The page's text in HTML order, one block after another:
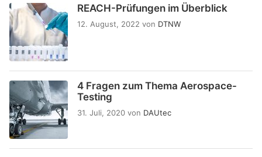
REACH-Prüfungen im Überblick
12. August, 2022 von DTNW
4 Fragen zum Thema Aerospace-
Testing
31. Juli, 2020 von DAUtec